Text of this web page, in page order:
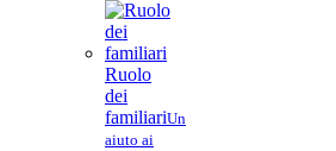
Ruolo
dei
familiariUn
aiuto ai